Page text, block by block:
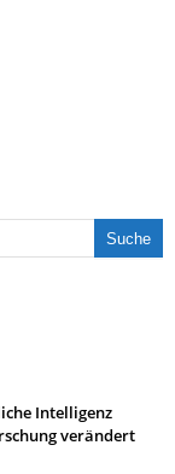
Intelligenz
verändert